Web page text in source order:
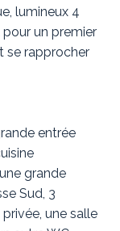
lumineux 4
pour un premier
se rapprocher
entrée
grande
Sud, 3
une salle